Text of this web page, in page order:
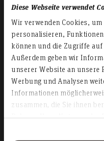
Diese Webseite verwendet
Wir verwenden Cookies,
personalisieren,
können und die Zugriffe auf
Außerdem geben wir
unserer Website an unsere
Werbung und Analysen
Informationen
zusammen, die Sie ihnen